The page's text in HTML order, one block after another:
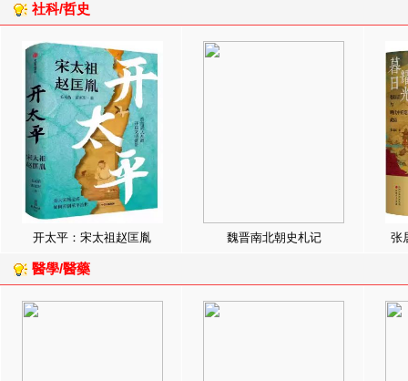
社科/哲史
开太平：宋太祖赵匡胤 魏晋南北朝史札记 张
醫學/醫藥